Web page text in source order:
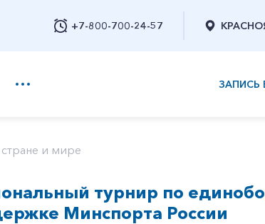
+7-800-700-24-57
Заказать обратный звонок
ЗАПИСЬ
и мире
турнир по
Минспорта России